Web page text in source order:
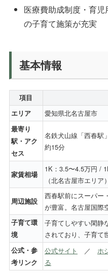
医療費助成制度・育
の子育て施策が充実
基本情報
項目
エリア
愛知県北名古屋市
最寄り
駅・アク
セス
名鉄犬山線「西春駅
約15分
家賃相場
1K：3.5〜4.5万円 /
（北名古屋市エリア）
周辺施設
西春駅前にスーパー
が豊富。名古屋国際
子育て環
境
子育てしやすい閑静
されており、子育て
公式・参
考リンク
公式サイト ／ ホ
る